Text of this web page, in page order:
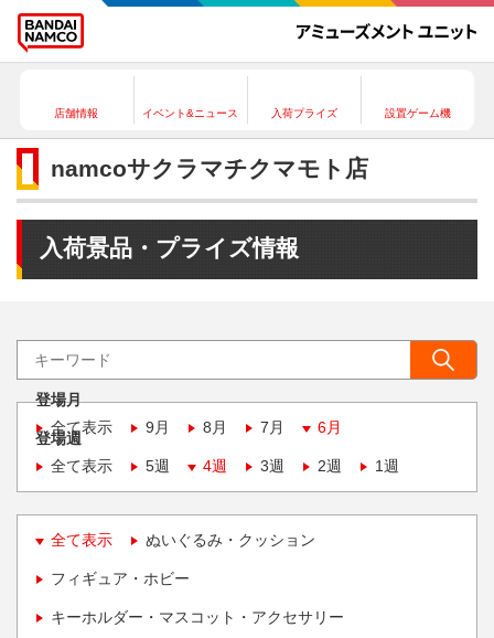
店舗情報 イベント&ニュース 入荷プライズ 設置ゲーム機
namcoサクラマチクマモト店
入荷景品・プライズ情報
登場月
全て表示
9月 8月 7月 6月
登場週
全て表示
5週 4週 3週 2週 1週
全て表示 ぬいぐるみ・クッション
フィギュア・ホビー
キーホルダー・マスコット・アクセサリー